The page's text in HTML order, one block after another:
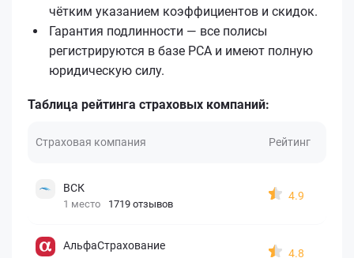
чётким указанием коэффициентов и скидок.
Гарантия подлинности — все полисы
регистрируются в базе РСА и имеют полную
юридическую силу.
Таблица рейтинга страховых компаний:
Страховая компания Рейтинг
ВСК
1 место 1719 отзывов
4.9
АльфаСтрахование
4.8